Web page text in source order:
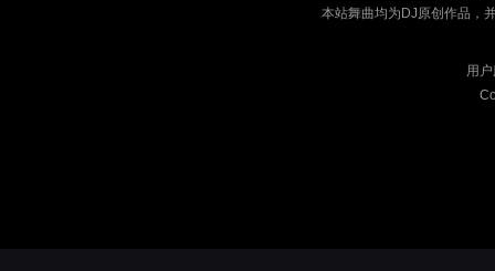
本站舞曲均为DJ原创作品，
用